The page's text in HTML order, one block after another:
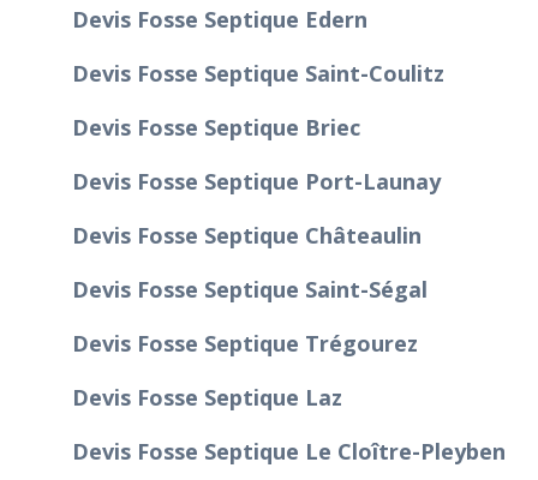
Devis Fosse Septique Edern
Devis Fosse Septique Saint-Coulitz
Devis Fosse Septique Briec
Devis Fosse Septique Port-Launay
Devis Fosse Septique Châteaulin
Devis Fosse Septique Saint-Ségal
Devis Fosse Septique Trégourez
Devis Fosse Septique Laz
Devis Fosse Septique Le Cloître-Pleyben